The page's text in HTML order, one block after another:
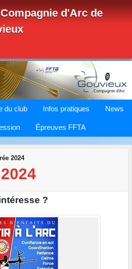
d'Arc de
du club Infos pratiques News
Épreuves FFTA
2024
?